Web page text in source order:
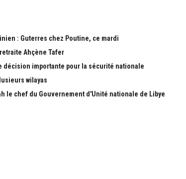
: Guterres chez Poutine, ce mardi
Ahçène Tafer
décision importante pour la sécurité nationale
wilayas
le chef du Gouvernement d'Unité nationale de Libye